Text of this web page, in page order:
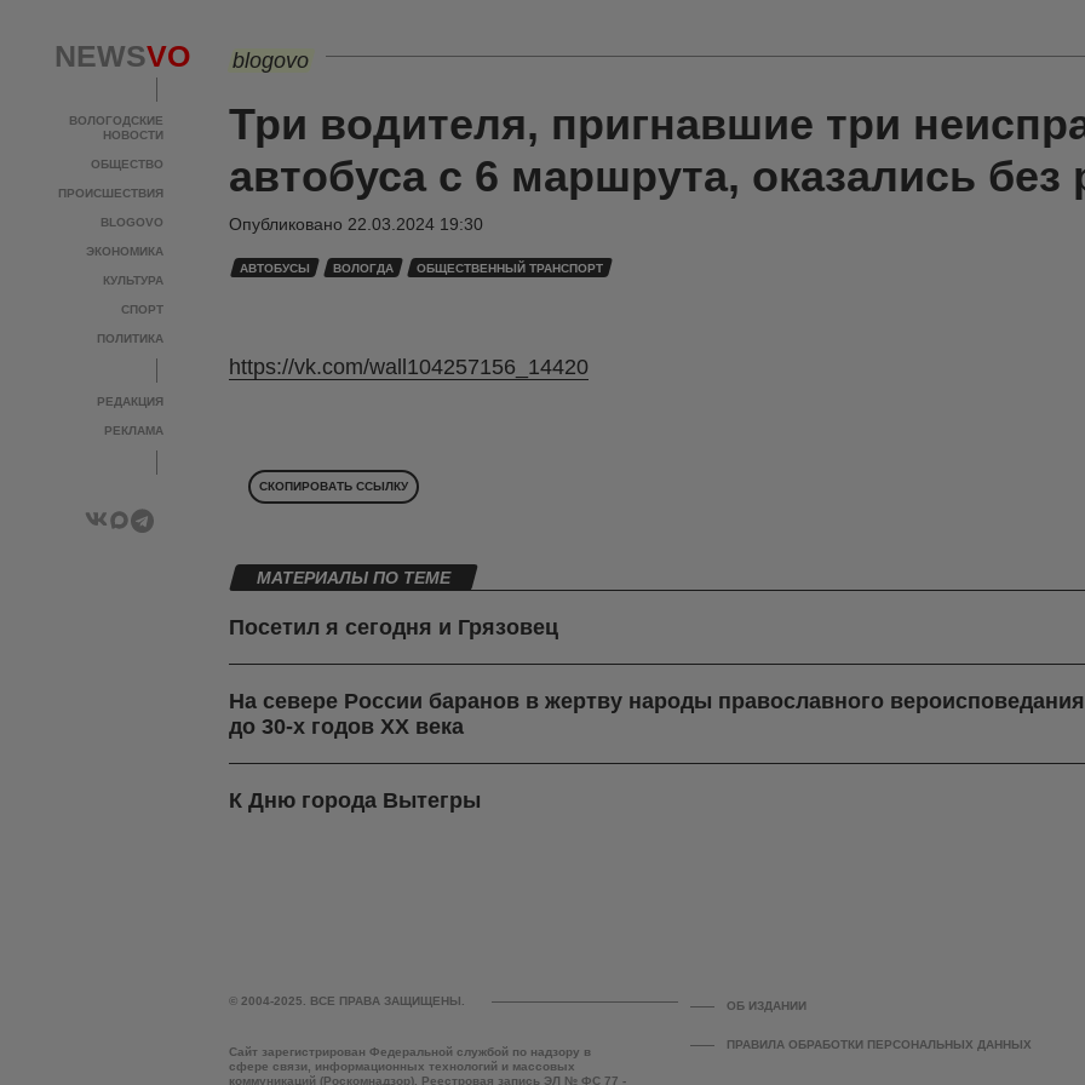
NEWSVO
ВОЛОГОДСКИЕ
НОВОСТИ
ОБЩЕСТВО
ПРОИСШЕСТВИЯ
BLOGOVO
ЭКОНОМИКА
КУЛЬТУРА
СПОРТ
ПОЛИТИКА
РЕДАКЦИЯ
РЕКЛАМА
blogovo
Три водителя, пригнавшие три
автобуса с 6 маршрута, оказались без
Опубликовано 22.03.2024 19:30
АВТОБУСЫ ВОЛОГДА ОБЩЕСТВЕННЫЙ ТРАНСПОРТ
https://vk.com/wall104257156_14420
СКОПИРОВАТЬ ССЫЛКУ
МАТЕРИАЛЫ ПО ТЕМЕ
Посетил я сегодня и Грязовец
На севере России баранов в жертву народы православного
до 30-х годов ХХ века
К Дню города Вытегры
© 2004-2025. ВСЕ ПРАВА ЗАЩИЩЕНЫ.
Сайт зарегистрирован Федеральной службой по надзору в
сфере связи, информационных технологий и массовых
коммуникаций (Роскомнадзор). Реестровая запись ЭЛ № ФС 77 -
ОБ ИЗДАНИИ
ПРАВИЛА ОБРАБОТКИ ПЕРСОНАЛЬНЫХ ДАННЫХ